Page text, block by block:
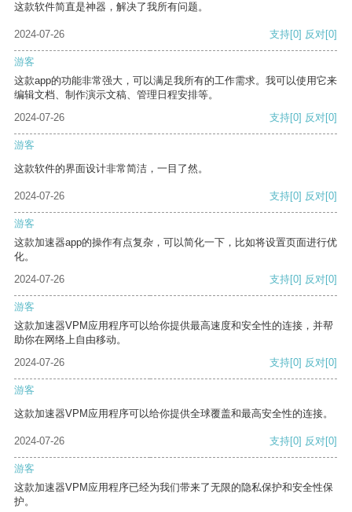
这款软件简直是神器，解决了我所有问题。
2024-07-26 支持[0] 反对[0]
游客
这款app的功能非常强大，可以满足我所有的工作需求。我可以使用它来
编辑文档、制作演示文稿、管理日程安排等。
2024-07-26
支持[0] 反对[0]
游客
这款软件的界面设计非常简洁，一目了然。
2024-07-26 支持[0] 反对[0]
游客
这款加速器app的操作有点复杂，可以简化一下，比如将设置页面进行优
化。
2024-07-26
支持[0] 反对[0]
游客
这款加速器VPM应用程序可以给你提供最高速度和安全性的连接，并帮
助你在网络上自由移动。
2024-07-26
支持[0] 反对[0]
游客
这款加速器VPM应用程序可以给你提供全球覆盖和最高安全性的连接。
2024-07-26 支持[0] 反对[0]
游客
这款加速器VPM应用程序已经为我们带来了无限的隐私保护和安全性保
护。